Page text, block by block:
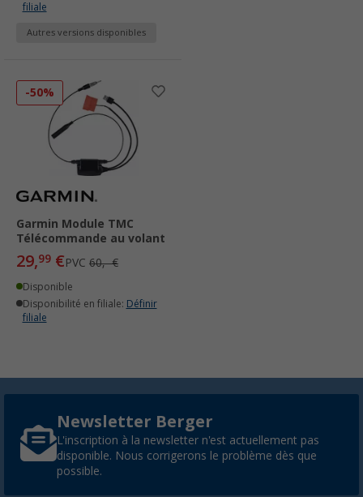
filiale
Autres versions disponibles
-50%
Garmin Module TMC
Télécommande au volant
29,99 €PVC 60,- €
Disponible
Disponibilité en filiale: Définir
filiale
Newsletter Berger
L'inscription à la newsletter n'est actuellement pas
disponible. Nous corrigerons le problème dès que
possible.